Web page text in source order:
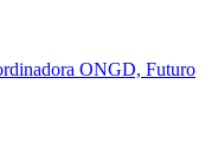
ONGD, Futuro